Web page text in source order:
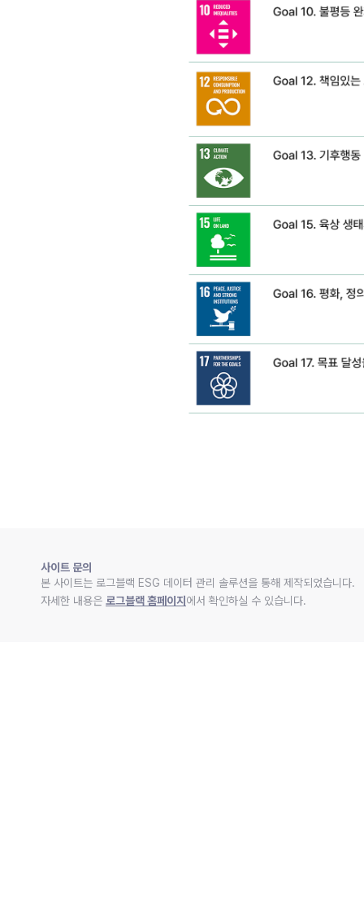
사이트 문의
본 사이트는 로그블랙 ESG 데이터 관리 솔루션을 통해 제작되었습니다.
자세한 내용은 로그블랙 홈페이지 에서 확인하실 수 있습니다.